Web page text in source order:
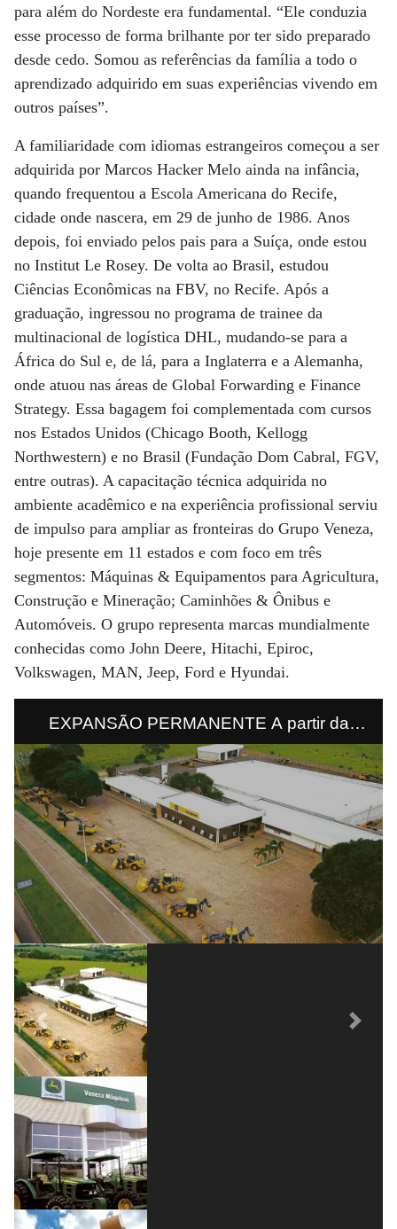
para além do Nordeste era fundamental. “Ele conduzia
esse processo de forma brilhante por ter sido preparado
desde cedo. Somou as referências da família a todo o
aprendizado adquirido em suas experiências vivendo em
outros países”.
A familiaridade com idiomas estrangeiros começou a ser
adquirida por Marcos Hacker Melo ainda na infância,
quando frequentou a Escola Americana do Recife,
cidade onde nascera, em 29 de junho de 1986. Anos
depois, foi enviado pelos pais para a Suíça, onde estou
no Institut Le Rosey. De volta ao Brasil, estudou
Ciências Econômicas na FBV, no Recife. Após a
graduação, ingressou no programa de trainee da
multinacional de logística DHL, mudando-se para a
África do Sul e, de lá, para a Inglaterra e a Alemanha,
onde atuou nas áreas de Global Forwarding e Finance
Strategy. Essa bagagem foi complementada com cursos
nos Estados Unidos (Chicago Booth, Kellogg
Northwestern) e no Brasil (Fundação Dom Cabral, FGV,
entre outras). A capacitação técnica adquirida no
ambiente acadêmico e na experiência profissional serviu
de impulso para ampliar as fronteiras do Grupo Veneza,
hoje presente em 11 estados e com foco em três
segmentos: Máquinas & Equipamentos para Agricultura,
Construção e Mineração; Caminhões & Ônibus e
Automóveis. O grupo representa marcas mundialmente
conhecidas como John Deere, Hitachi, Epiroc,
Volkswagen, MAN, Jeep, Ford e Hyundai.
EXPANSÃO PERMANENTE A partir da
esquerda, as instalações do Grupo Veneza
em Indaiatuba (SP), Recife e Curitiba. O
sucessor ampliou a atuação da empresa
tanto do ponto de vista geográfico quanto de
portfólio.
Previous Next